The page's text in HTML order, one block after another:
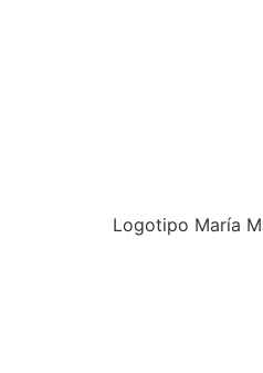
Logotipo María